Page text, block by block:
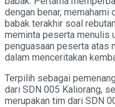
dengan benar, memahami
babak terakhir soal
meminta peserta menulis
penguasaan peserta atas
dalam menceritakan
Terpilih sebagai
dari SDN 005 Kaliorang,
merupakan tim dari SDN